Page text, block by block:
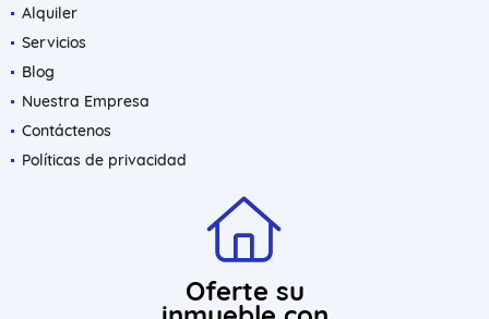
Alquiler
Servicios
Blog
Nuestra Empresa
Contáctenos
Políticas de privacidad
Oferte su